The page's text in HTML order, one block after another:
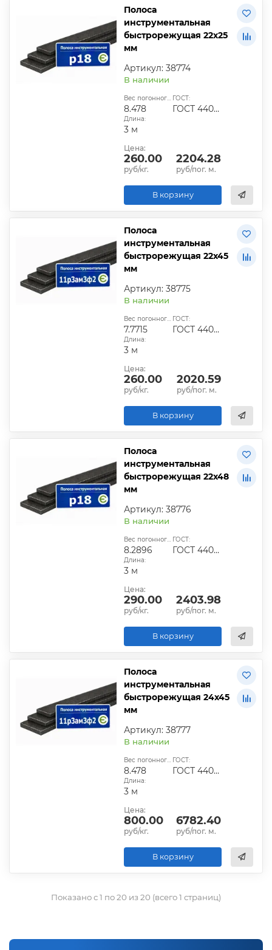
Полоса
инструментальная
быстрорежущая 22х25
мм
Артикул: 38774
В наличии
Вес погонного метра, кг:
8.478
ГОСТ:
ГОСТ 4405-75
Длина:
3 м
Цена:
260.00
руб/кг.
2204.28
руб/пог. м.
В корзину
Полоса
инструментальная
быстрорежущая 22х45
мм
Артикул: 38775
В наличии
Вес погонного метра, кг:
7.7715
ГОСТ:
ГОСТ 4405-75
Длина:
3 м
Цена:
260.00
руб/кг.
2020.59
руб/пог. м.
В корзину
Полоса
инструментальная
быстрорежущая 22х48
мм
Артикул: 38776
В наличии
Вес погонного метра, кг:
8.2896
ГОСТ:
ГОСТ 4405-75
Длина:
3 м
Цена:
290.00
руб/кг.
2403.98
руб/пог. м.
В корзину
Полоса
инструментальная
быстрорежущая 24х45
мм
Артикул: 38777
В наличии
Вес погонного метра, кг:
8.478
ГОСТ:
ГОСТ 4405-75
Длина:
3 м
Цена:
800.00
руб/кг.
6782.40
руб/пог. м.
В корзину
Показано с 1 по 20 из 20 (всего 1 страниц)